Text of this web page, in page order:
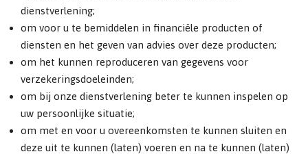
dienstverlening;
om voor u te bemiddelen in financiële producten of
diensten en het geven van advies over deze producten;
om het kunnen reproduceren van gegevens voor
verzekeringsdoeleinden;
om bij onze dienstverlening beter te kunnen inspelen op
uw persoonlijke situatie;
om met en voor u overeenkomsten te kunnen sluiten en
deze uit te kunnen (laten) voeren en na te kunnen (laten)